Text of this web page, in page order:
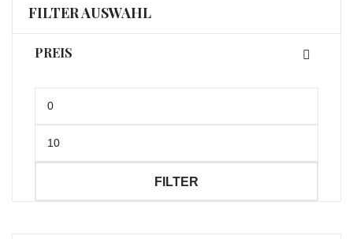
FILTER AUSWAHL
PREIS
Preis
Preis
FILTER